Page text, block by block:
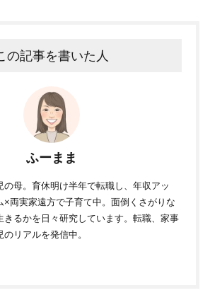
の記事を書いた人
ふーまま
の母。育休明け半年で転職し、年収アッ
×両実家遠方で子育て中。面倒くさがりな
きるかを日々研究しています。転職、家事
リアルを発信中。